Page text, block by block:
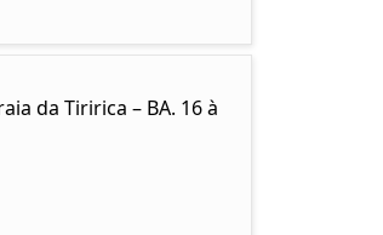
da Tiririca – BA. 16 à